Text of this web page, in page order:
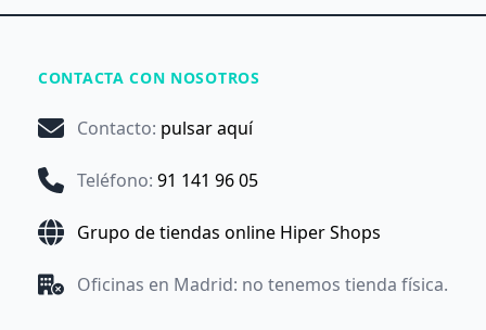
CONTACTA CON NOSOTROS
Contacto: pulsar aquí
Teléfono: 91 141 96 05
Grupo de tiendas online Hiper Shops
Oficinas en Madrid: no tenemos tienda física.